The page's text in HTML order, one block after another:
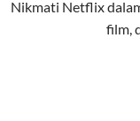
Layanan ini
memungkinkan
di rumah
Nikmati Netflix
film,